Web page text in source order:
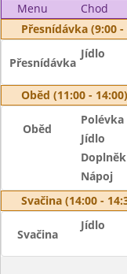
Menu Chod
Přesnídávka (9:00 -
Přesnídávka
Jídlo
Oběd (11:00 - 14:00)
Oběd
Polévka
Jídlo
Doplněk
Nápoj
Svačina (14:00 -
Svačina
Jídlo